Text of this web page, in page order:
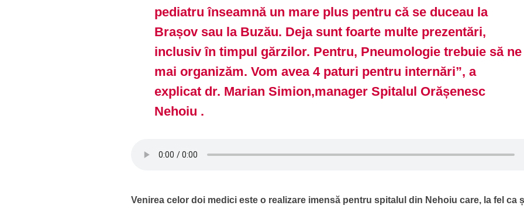
pediatru înseamnă un mare plus pentru că se duceau la
Brașov sau la Buzău. Deja sunt foarte multe prezentări,
inclusiv în timpul gărzilor. Pentru, Pneumologie trebuie să ne
mai organizăm. Vom avea 4 paturi pentru internări”, a
explicat dr. Marian Simion,manager Spitalul Orășenesc
Nehoiu .
Venirea celor doi medici este o realizare imensă pentru spitalul din Nehoiu care, la fel ca